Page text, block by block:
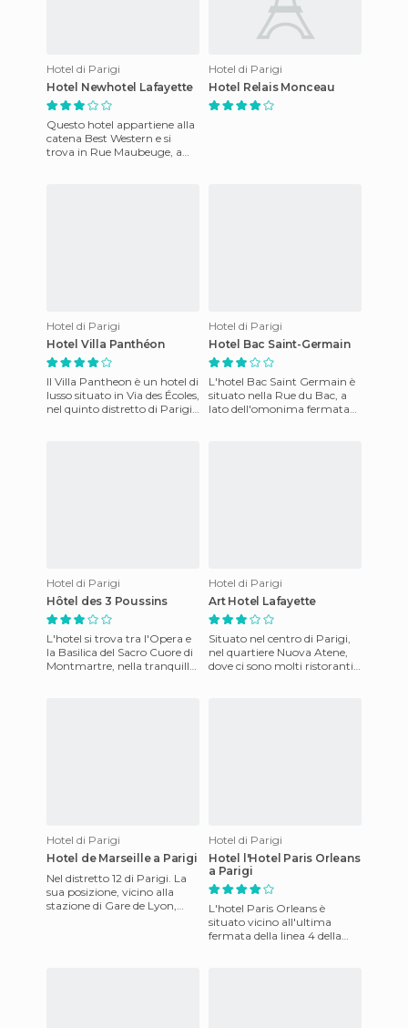
Hotel di Parigi
Hotel Newhotel Lafayette
Questo hotel appartiene alla
catena Best Western e si
trova in Rue Maubeuge, a
Hotel di Parigi
Hotel Relais Monceau
Hotel di Parigi
Hotel Villa Panthéon
Il Villa Pantheon è un hotel di
lusso situato in Via des Écoles,
nel quinto distretto di Parigi.
Hotel di Parigi
Hotel Bac Saint-Germain
L'hotel Bac Saint Germain è
situato nella Rue du Bac, a
lato dell'omonima fermata
Hotel di Parigi
Hôtel des 3 Poussins
L'hotel si trova tra l'Opera e
la Basilica del Sacro Cuore di
Montmartre, nella tranquilla
Hotel di Parigi
Art Hotel Lafayette
Situato nel centro di Parigi,
nel quartiere Nuova Atene,
dove ci sono molti ristoranti e
Hotel di Parigi
Hotel de Marseille a Parigi
Nel distretto 12 di Parigi. La
sua posizione, vicino alla
stazione di Gare de Lyon,
Hotel di Parigi
Hotel l'Hotel Paris Orleans
a Parigi
L'hotel Paris Orleans è
situato vicino all'ultima
fermata della linea 4 della